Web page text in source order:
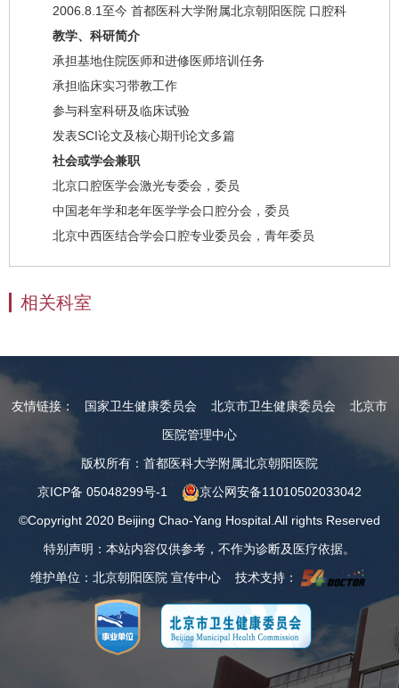
2006.8.1至今 首都医科大学附属北京朝阳医院 口腔科
教学、科研简介
承担基地住院医师和进修医师培训任务
承担临床实习带教工作
参与科室科研及临床试验
发表SCI论文及核心期刊论文多篇
社会或学会兼职
北京口腔医学会激光专委会，委员
中国老年学和老年医学学会口腔分会，委员
北京中西医结合学会口腔专业委员会，青年委员
相关科室
友情链接： 国家卫生健康委员会 北京市卫生健康委员会
北京市
医院管理中心
版权所有：首都医科大学附属北京朝阳医院
京ICP备 05048299号-1
京公网安备11010502033042
©Copyright 2020 Beijing Chao-Yang Hospital.All rights Reserved
特别声明：本站内容仅供参考，不作为诊断及医疗依据。
维护单位：北京朝阳医院 宣传中心 技术支持：